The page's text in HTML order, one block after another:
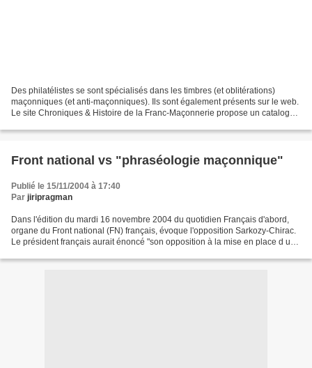
Des philatélistes se sont spécialisés dans les timbres (et oblitérations)
maçonniques (et anti-maçonniques). Ils sont également présents sur le web.
Le site Chroniques & Histoire de la Franc-Maçonnerie propose un catalogue
Front national vs "phraséologie maçonnique"
Publié le 15/11/2004 à 17:40
Par jiripragman
Dans l'édition du mardi 16 novembre 2004 du quotidien Français d'abord,
organe du Front national (FN) français, évoque l'opposition Sarkozy-Chirac.
Le président français aurait énoncé "son opposition à la mise en place d une